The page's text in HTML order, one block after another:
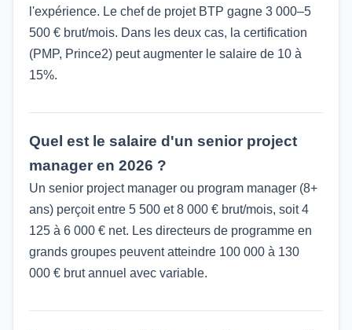
l'expérience. Le chef de projet BTP gagne 3 000–5
500 € brut/mois. Dans les deux cas, la certification
(PMP, Prince2) peut augmenter le salaire de 10 à
15%.
Quel est le salaire d'un senior project
manager en 2026 ?
Un senior project manager ou program manager (8+
ans) perçoit entre 5 500 et 8 000 € brut/mois, soit 4
125 à 6 000 € net. Les directeurs de programme en
grands groupes peuvent atteindre 100 000 à 130
000 € brut annuel avec variable.